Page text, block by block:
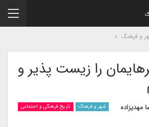
فرهنگ
را زیست پذیر و
شهر و فرهنگ تاریخ فرهنگی و اجتماعی